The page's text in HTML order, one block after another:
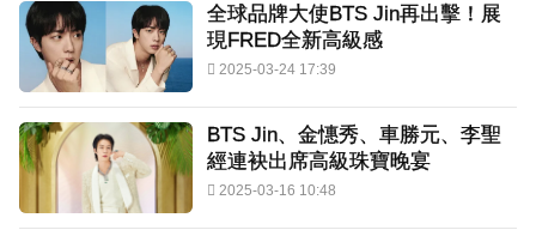
全球品牌大使BTS Jin再出擊！展
現FRED全新高級感
2025-03-24 17:39
BTS Jin、金憓秀、車勝元、李聖
經連袂出席高級珠寶晚宴
2025-03-16 10:48